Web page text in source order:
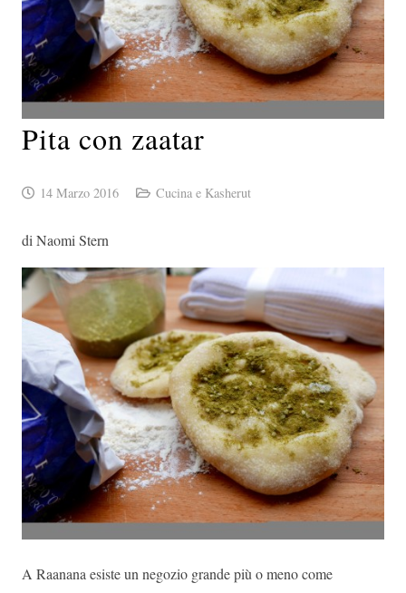
Pita con zaatar
14 Marzo 2016 Cucina e Kasherut
di Naomi Stern
A Raanana esiste un negozio grande più o meno come